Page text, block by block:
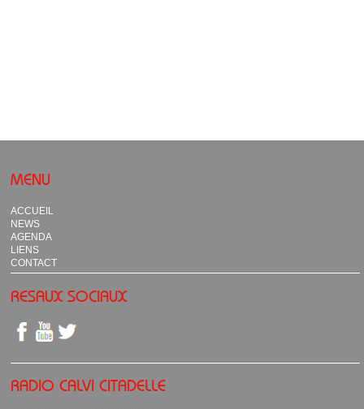
MENU
ACCUEIL
NEWS
AGENDA
LIENS
CONTACT
RESAUX SOCIAUX
RADIO CALVI CITADELLE